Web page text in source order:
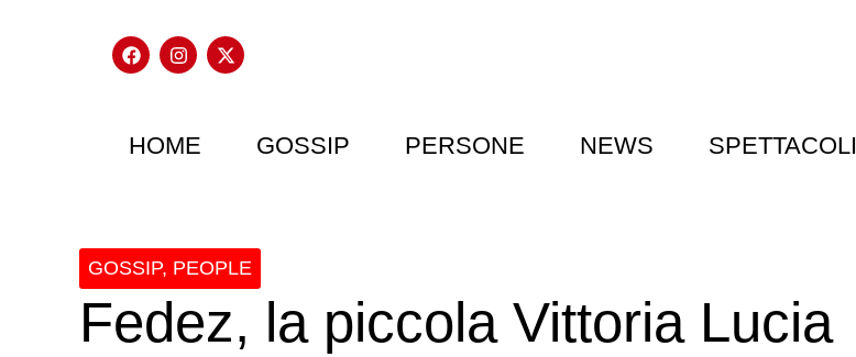
HOME GOSSIP PERSONE NEWS SPETTACOLI
GOSSIP, PEOPLE
Fedez, la piccola Vittoria Lucia